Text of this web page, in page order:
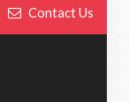
Contact Us